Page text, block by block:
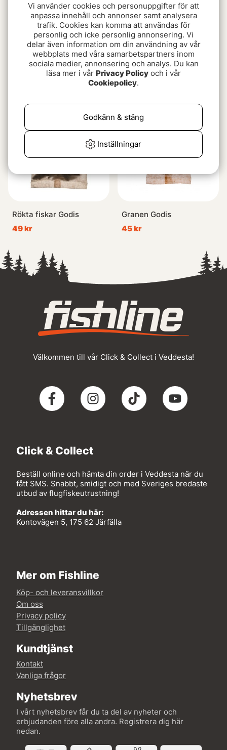
Kolsvart Godispaket
Torsken - Svartvinbär &
Hallon Godis
49 kr
Rökta fiskar Godis
49 kr
Granen Godis
45 kr
Välkommen till vår Click & Collect i Veddesta!
Click & Collect
Beställ online och hämta din order i Veddesta när du
fått SMS. Snabbt, smidigt och med Sveriges bredaste
utbud av flugfiskeutrustning!
Adressen hittar du här:
Kontovägen 5, 175 62 Järfälla
Mer om Fishline
Köp- och leveransvillkor
Om oss
Privacy policy
Tillgänglighet
Kundtjänst
Kontakt
Vanliga frågor
Nyhetsbrev
I vårt nyhetsbrev får du ta del av nyheter och
erbjudanden före alla andra. Registrera dig här
nedan.
Vi använder cookies och personuppgifter för att
anpassa innehåll och annonser samt analysera
trafik. Cookies kan komma att användas för
personlig och icke personlig annonsering. Vi
delar även information om din användning av vår
webbplats med våra samarbetspartners inom
sociala medier, annonsering och analys. Du kan
läsa mer i vår Privacy Policy och i vår
Cookiepolicy.
Inställningar
Godkänn & stäng